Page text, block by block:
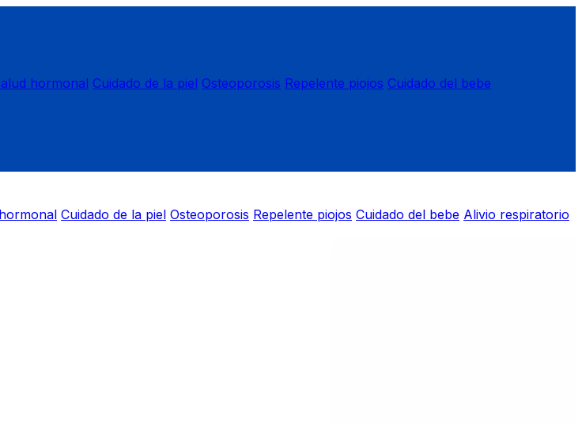
hormonal Cuidado de la piel Osteoporosis Repelente piojos Cuidado del bebe
Cuidado de la piel Osteoporosis Repelente piojos Cuidado del bebe Alivio respiratorio